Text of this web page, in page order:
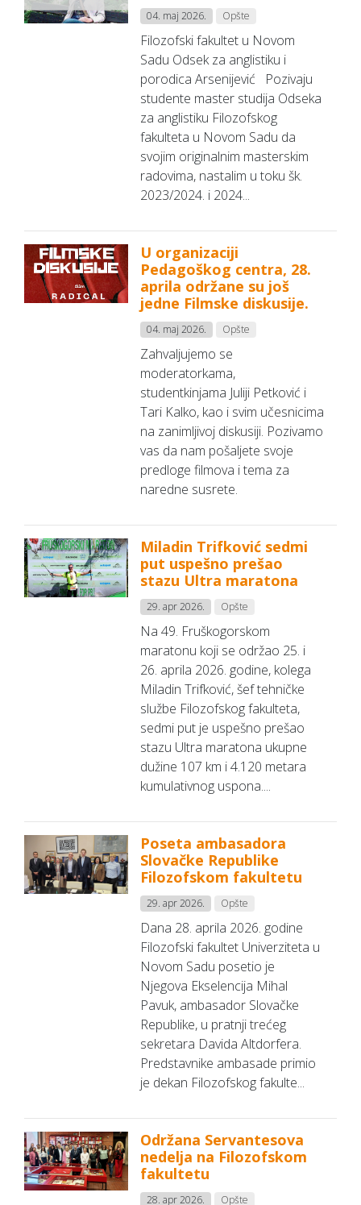
04. maj 2026. Opšte
Filozofski fakultet u Novom
Sadu Odsek za anglistiku i
porodica Arsenijević Pozivaju
studente master studija Odseka
za anglistiku Filozofskog
fakulteta u Novom Sadu da
svojim originalnim masterskim
radovima, nastalim u toku šk.
2023/2024. i 2024...
U organizaciji
Pedagoškog centra, 28.
aprila održane su još
jedne Filmske diskusije.
04. maj 2026. Opšte
Zahvaljujemo se
moderatorkama,
studentkinjama Juliji Petković i
Tari Kalko, kao i svim učesnicima
na zanimljivoj diskusiji. Pozivamo
vas da nam pošaljete svoje
predloge filmova i tema za
naredne susrete.
Miladin Trifković sedmi
put uspešno prešao
stazu Ultra maratona
29. apr 2026. Opšte
Na 49. Fruškogorskom
maratonu koji se održao 25. i
26. aprila 2026. godine, kolega
Miladin Trifković, šef tehničke
službe Filozofskog fakulteta,
sedmi put je uspešno prešao
stazu Ultra maratona ukupne
dužine 107 km i 4.120 metara
kumulativnog uspona....
Poseta ambasadora
Slovačke Republike
Filozofskom fakultetu
29. apr 2026. Opšte
Dana 28. aprila 2026. godine
Filozofski fakultet Univerziteta u
Novom Sadu posetio je
Njegova Ekselencija Mihal
Pavuk, ambasador Slovačke
Republike, u pratnji trećeg
sekretara Davida Altdorfera.
Predstavnike ambasade primio
je dekan Filozofskog fakulte...
Održana Servantesova
nedelja na Filozofskom
fakultetu
28. apr 2026. Opšte